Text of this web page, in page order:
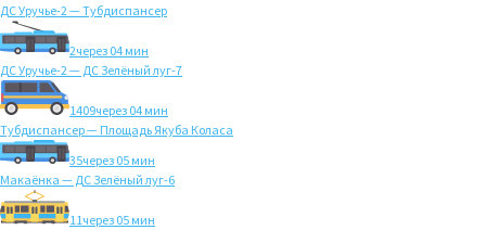
ДС Уручье-2 — Тубдиспансер
2через 04 мин
ДС Уручье-2 — ДС Зелёный луг-7
1409через 04 мин
Тубдиспансер — Площадь Якуба Коласа
35через 05 мин
Макаёнка — ДС Зелёный луг-6
11через 05 мин